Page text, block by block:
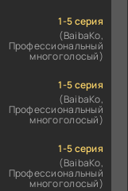
1-5 серия
(BaibaKo,
Профессиональный
многоголосый)
1-5 серия
(BaibaKo,
Профессиональный
многоголосый)
1-5 серия
(BaibaKo,
Профессиональный
многоголосый)